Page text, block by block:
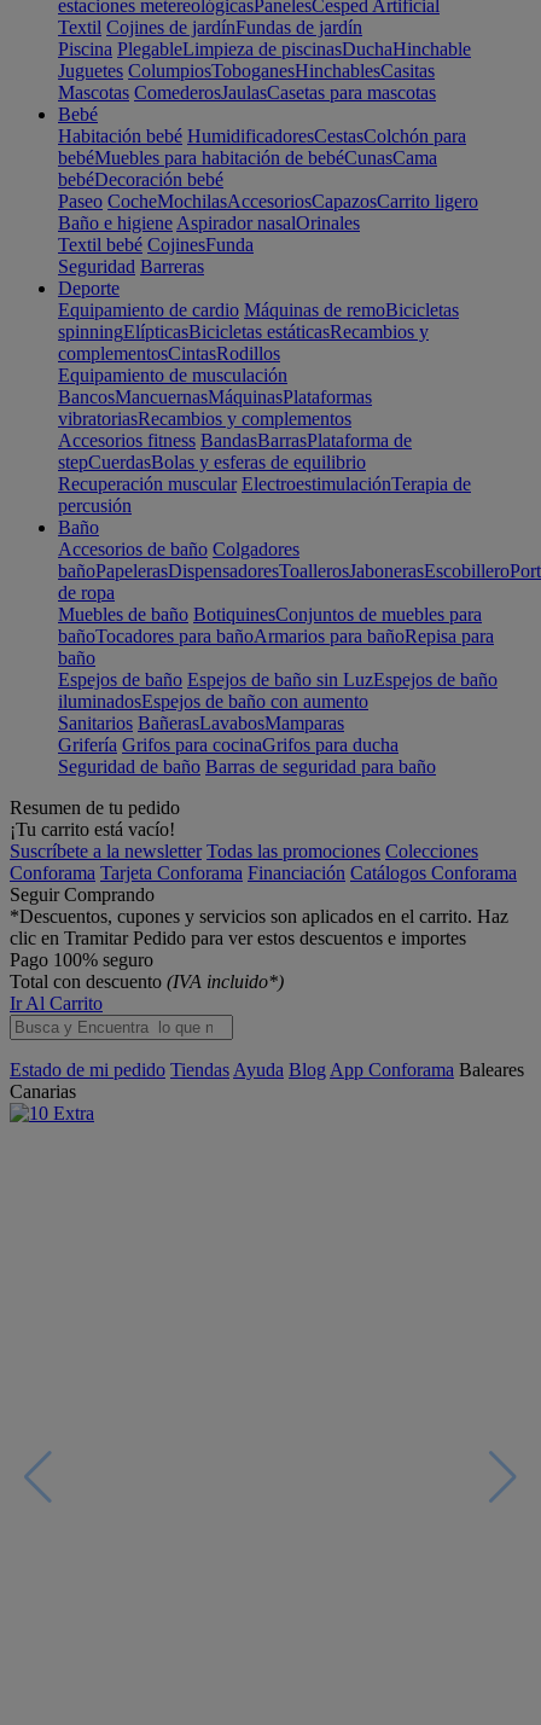
estaciones metereológicasPanelesCesped Artificial
Textil Cojines de jardínFundas de jardín
Piscina PlegableLimpieza de piscinasDuchaHinchable
Juguetes ColumpiosToboganesHinchablesCasitas
Mascotas ComederosJaulasCasetas para mascotas
Bebé
Habitación bebé HumidificadoresCestasColchón para
bebéMuebles para habitación de bebéCunasCama
bebéDecoración bebé
Paseo CocheMochilasAccesoriosCapazosCarrito ligero
Baño e higiene Aspirador nasalOrinales
Textil bebé CojinesFunda
Seguridad Barreras
Deporte
Equipamiento de cardio Máquinas de remoBicicletas
spinningElípticasBicicletas estáticasRecambios y
complementosCintasRodillos
Equipamiento de musculación
BancosMancuernasMáquinasPlataformas
vibratoriasRecambios y complementos
Accesorios fitness BandasBarrasPlataforma de
stepCuerdasBolas y esferas de equilibrio
Recuperación muscular ElectroestimulaciónTerapia de
percusión
Baño
Accesorios de baño Colgadores
bañoPapelerasDispensadoresToallerosJabonerasEscobillero
de ropa
Muebles de baño BotiquinesConjuntos de muebles para
bañoTocadores para bañoArmarios para bañoRepisa para
baño
Espejos de baño Espejos de baño sin LuzEspejos de baño
iluminadosEspejos de baño con aumento
Sanitarios BañerasLavabosMamparas
Grifería Grifos para cocinaGrifos para ducha
Seguridad de baño Barras de seguridad para baño
Resumen de tu pedido
¡Tu carrito está vacío!
Suscríbete a la newsletter Todas las promociones Colecciones
Conforama Tarjeta Conforama Financiación Catálogos Conforama
Seguir Comprando
*Descuentos, cupones y servicios son aplicados en el carrito. Haz
clic en Tramitar Pedido para ver estos descuentos e importes
Pago 100% seguro
Total con descuento (IVA incluido*)
Ir Al Carrito
Estado de mi pedido Tiendas Ayuda Blog App Conforama Baleares
Canarias